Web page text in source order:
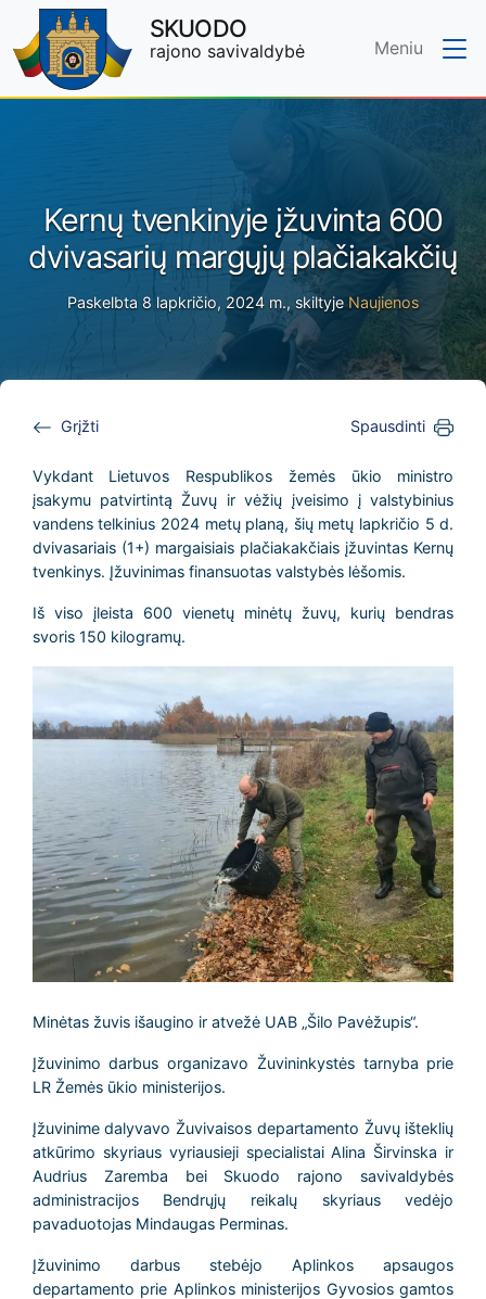
Skip to main content
SKUODO
rajono savivaldybė Meniu
Kernų tvenkinyje įžuvinta 600
dvivasarių margųjų plačiakakčių
Paskelbta 8 lapkričio, 2024 m., skiltyje Naujienos
Grįžti Spausdinti
Vykdant Lietuvos Respublikos žemės ūkio ministro
įsakymu patvirtintą Žuvų ir vėžių įveisimo į valstybinius
vandens telkinius 2024 metų planą, šių metų lapkričio 5 d.
dvivasariais (1+) margaisiais plačiakakčiais įžuvintas Kernų
tvenkinys. Įžuvinimas finansuotas valstybės lėšomis.
Iš viso įleista 600 vienetų minėtų žuvų, kurių bendras
svoris 150 kilogramų.
Minėtas žuvis išaugino ir atvežė UAB „Šilo Pavėžupis“.
Įžuvinimo darbus organizavo Žuvininkystės tarnyba prie
LR Žemės ūkio ministerijos.
Įžuvinime dalyvavo Žuvivaisos departamento Žuvų išteklių
atkūrimo skyriaus vyriausieji specialistai Alina Širvinska ir
Audrius Zaremba bei Skuodo rajono savivaldybės
administracijos Bendrųjų reikalų skyriaus vedėjo
pavaduotojas Mindaugas Perminas.
Įžuvinimo darbus stebėjo Aplinkos apsaugos
departamento prie Aplinkos ministerijos Gyvosios gamtos